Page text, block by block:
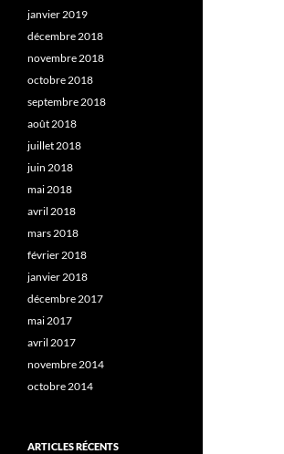
janvier 2019
décembre 2018
novembre 2018
octobre 2018
septembre 2018
août 2018
juillet 2018
juin 2018
mai 2018
avril 2018
mars 2018
février 2018
janvier 2018
décembre 2017
mai 2017
avril 2017
novembre 2014
octobre 2014
ARTICLES RÉCENTS